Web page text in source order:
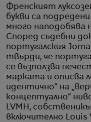
Френският
букви са
много наподобява
Според съдебни
португалския
твърди, че
се възползва
марката и описва
идентично“ на
концептуално“
LVMH,
включително Louis